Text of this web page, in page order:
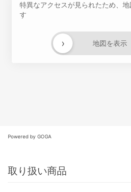
特異なアクセスが見られたため、
す
地図を表示
›
Powered by GOGA
取り扱い商品